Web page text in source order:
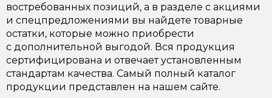
востребованных позиций, а в разделе с акциями
и спецпредложениями вы найдете товарные
остатки, которые можно приобрести
с дополнительной выгодой. Вся продукция
сертифицирована и отвечает установленным
стандартам качества. Самый полный каталог
продукции представлен на нашем сайте.